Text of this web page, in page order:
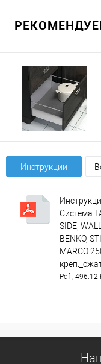
Инструкции
Система
SIDE,
BENKO,
MARCO
Pdf , 496.12